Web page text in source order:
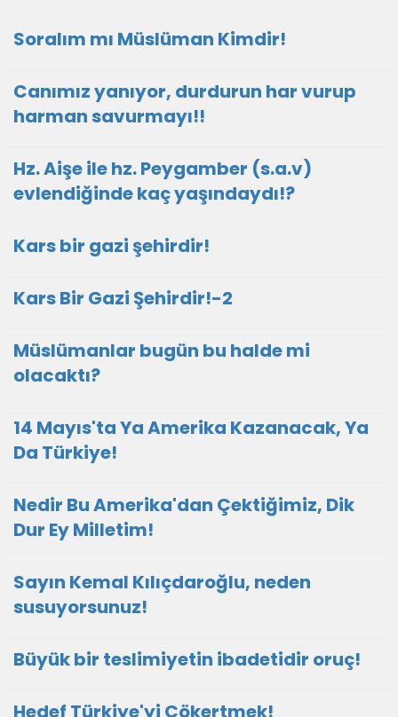
Soralım mı Müslüman Kimdir!
Canımız yanıyor, durdurun har vurup
harman savurmayı!!
Hz. Aişe ile hz. Peygamber (s.a.v)
evlendiğinde kaç yaşındaydı!?
Kars bir gazi şehirdir!
Kars Bir Gazi Şehirdir!-2
Müslümanlar bugün bu halde mi
olacaktı?
14 Mayıs'ta Ya Amerika Kazanacak, Ya
Da Türkiye!
Nedir Bu Amerika'dan Çektiğimiz, Dik
Dur Ey Milletim!
Sayın Kemal Kılıçdaroğlu, neden
susuyorsunuz!
Büyük bir teslimiyetin ibadetidir oruç!
Hedef Türkiye'yi Çökertmek!